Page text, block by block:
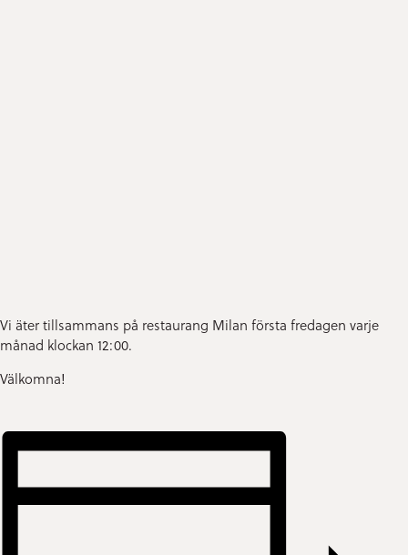
Vi äter tillsammans på restaurang Milan första fredagen varje
månad klockan 12:00.
Välkomna!